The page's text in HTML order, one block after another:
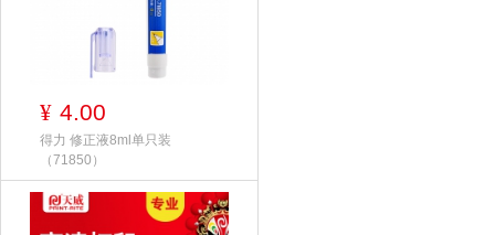
¥ 4.00
得力 修正液8ml单只装
（71850）